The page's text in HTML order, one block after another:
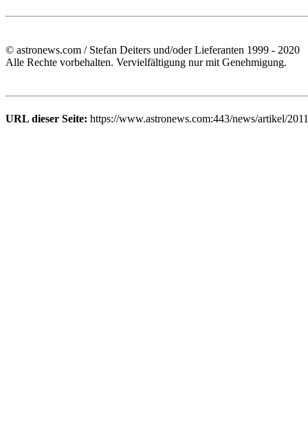
© astronews.com / Stefan Deiters und/oder Lieferanten 1999 - 2020
Alle Rechte vorbehalten. Vervielfältigung nur mit Genehmigung.
URL dieser Seite: https://www.astronews.com:443/news/artikel/